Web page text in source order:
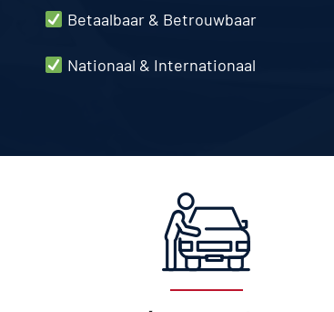
Betaalbaar & Betrouwbaar
Nationaal & Internationaal